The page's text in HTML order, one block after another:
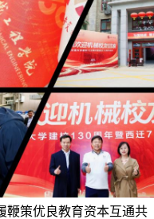
鞭策优良教育资本互通共